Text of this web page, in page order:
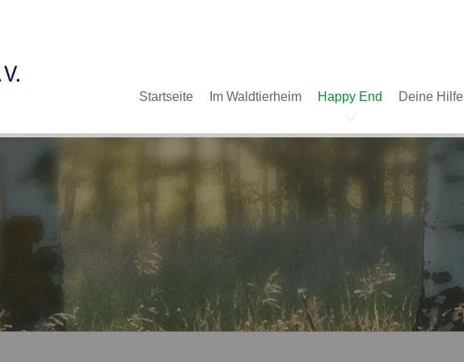
Navigation
überspringen
Startseite Im Waldtierheim Happy End Deine Hilfe